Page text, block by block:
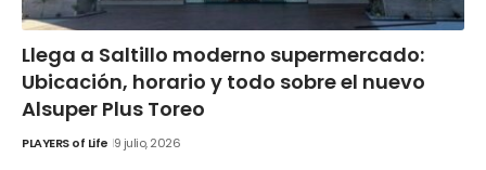
Llega a Saltillo moderno supermercado:
Ubicación, horario y todo sobre el nuevo
Alsuper Plus Toreo
PLAYERS of Life 9 julio, 2026